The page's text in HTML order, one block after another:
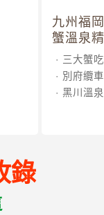
九州福
蟹溫泉
三大蟹
別府纜車
黑川溫泉
錄